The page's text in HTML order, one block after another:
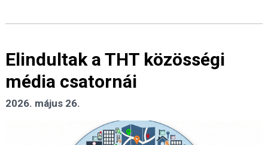
Elindultak a THT közösségi
média csatornái
2026. május 26.